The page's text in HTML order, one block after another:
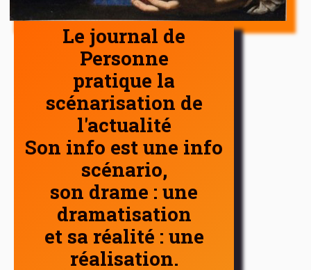
Le journal de
Personne
pratique la
scénarisation de
l'actualité
Son info est une info
scénario,
son drame : une
dramatisation
et sa réalité : une
réalisation.